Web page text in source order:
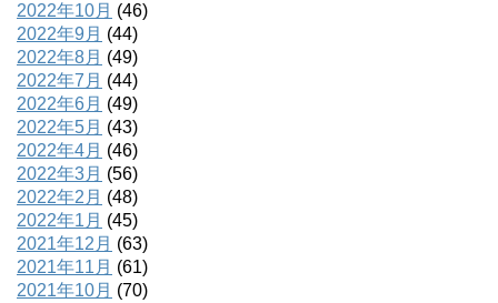
2022年10月 (46)
2022年9月 (44)
2022年8月 (49)
2022年7月 (44)
2022年6月 (49)
2022年5月 (43)
2022年4月 (46)
2022年3月 (56)
2022年2月 (48)
2022年1月 (45)
2021年12月 (63)
2021年11月 (61)
2021年10月 (70)